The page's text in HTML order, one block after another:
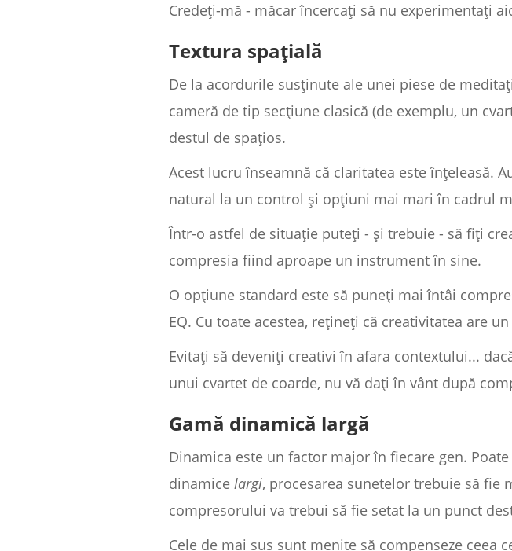
Credeți-mă - măcar încercați să nu experimentați
Textura spațială
De la acordurile susținute ale unei piese de
cameră de tip secțiune clasică (de exemplu, un
destul de spațios.
Acest lucru înseamnă că claritatea este înțeleasă.
natural la un control și opțiuni mai mari în cadrul
Într-o astfel de situație puteți - și trebuie - să fiți
compresia fiind aproape un instrument în sine.
O opțiune standard este să puneți mai întâi
EQ. Cu toate acestea, rețineți că creativitatea are
Evitați să deveniți creativi în afara contextului...
unui cvartet de coarde, nu vă dați în vânt după
Gamă dinamică largă
Dinamica este un factor major în fiecare gen.
dinamicelargi, procesarea sunetelor trebuie să fie
compresorului va trebui să fie setat la un punct
Cele de mai sus sunt menite să compenseze